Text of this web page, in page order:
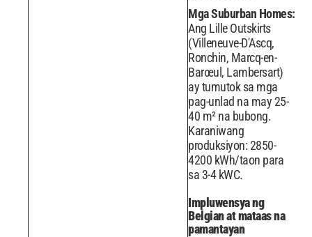
Mga Suburban Homes:
Ang Lille Outskirts
(Villeneuve-D'Ascq,
Ronchin, Marcq-en-
Barœul, Lambersart)
ay tumutok sa mga
pag-unlad na may 25-
40 m² na bubong.
Karaniwang
produksiyon: 2850-
4200 kWh/taon para
sa 3-4 kWC.
Impluwensya ng
Belgian at mataas na
pamantayan